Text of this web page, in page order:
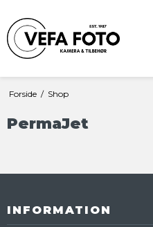
Forside / Shop
PermaJet
INFORMATION